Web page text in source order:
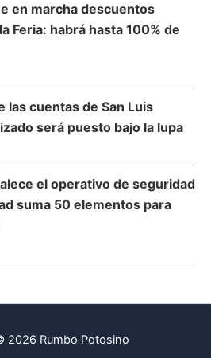
en marcha descuentos
Feria: habrá hasta 100% de
las cuentas de San Luis
será puesto bajo la lupa
el operativo de seguridad
suma 50 elementos para
2026 Rumbo Potosino